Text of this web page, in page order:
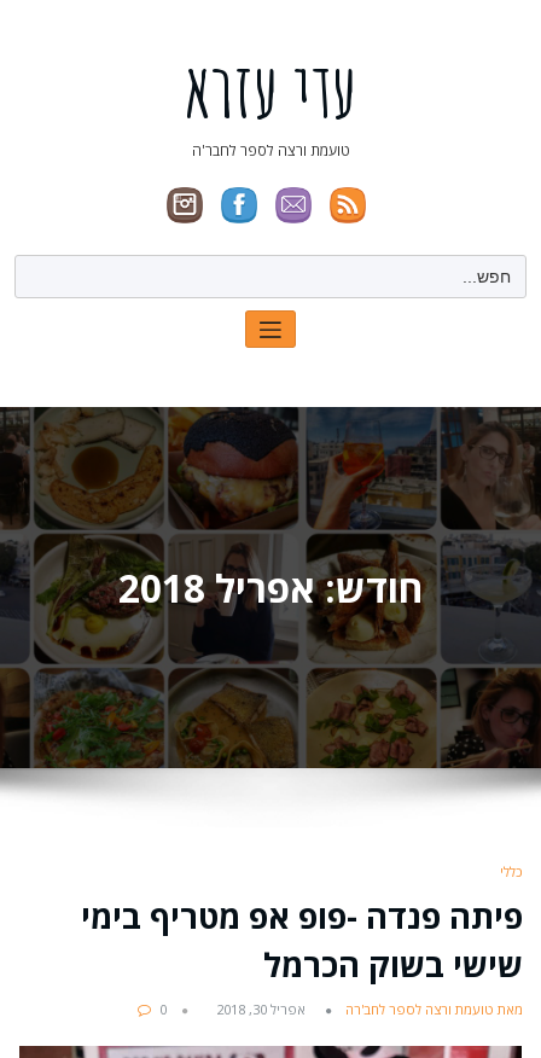
עדי עזרא
טועמת ורצה לספר לחבר'ה
Search
for:
חודש:אפריל 2018
כללי
פיתה פנדה -פופ אפ מטריף בימי
שישי בשוק הכרמל
מאת טועמת ורצה לספר לחב'רה אפריל 30, 2018 0